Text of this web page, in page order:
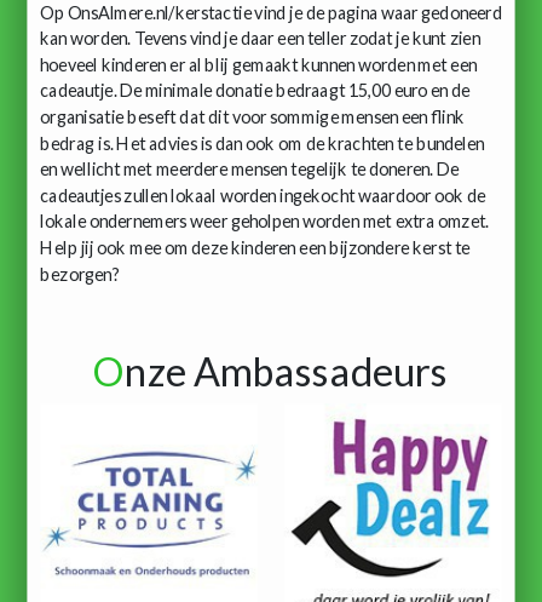
Op OnsAlmere.nl/kerstactie vind je de pagina waar gedoneerd
kan worden. Tevens vind je daar een teller zodat je kunt zien
hoeveel kinderen er al blij gemaakt kunnen worden met een
cadeautje. De minimale donatie bedraagt 15,00 euro en de
organisatie beseft dat dit voor sommige mensen een flink
bedrag is. Het advies is dan ook om de krachten te bundelen
en wellicht met meerdere mensen tegelijk te doneren. De
cadeautjes zullen lokaal worden ingekocht waardoor ook de
lokale ondernemers weer geholpen worden met extra omzet.
Help jij ook mee om deze kinderen een bijzondere kerst te
bezorgen?
Onze Ambassadeurs